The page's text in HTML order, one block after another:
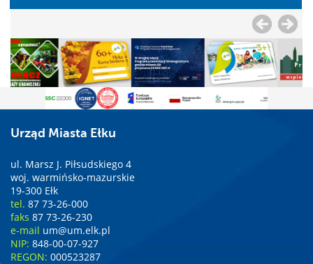
Urząd Miasta Ełku
ul. Marsz J. Piłsudskiego 4
woj. warmińsko-mazurskie
19-300 Ełk
tel. 87 73-26-000
faks 87 73-26-230
e-mail um@um.elk.pl
NIP: 848-00-07-927
REGON: 000523287